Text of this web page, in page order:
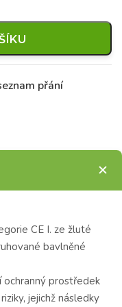
přání
CE I. ze žluté
bavlněné
ochranný prostředek
jejichž následky